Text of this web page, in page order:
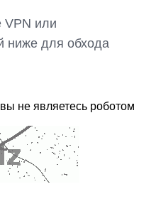
VPN или
ниже для обхода
не являетесь роботом